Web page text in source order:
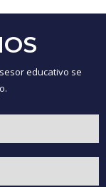
educativo se